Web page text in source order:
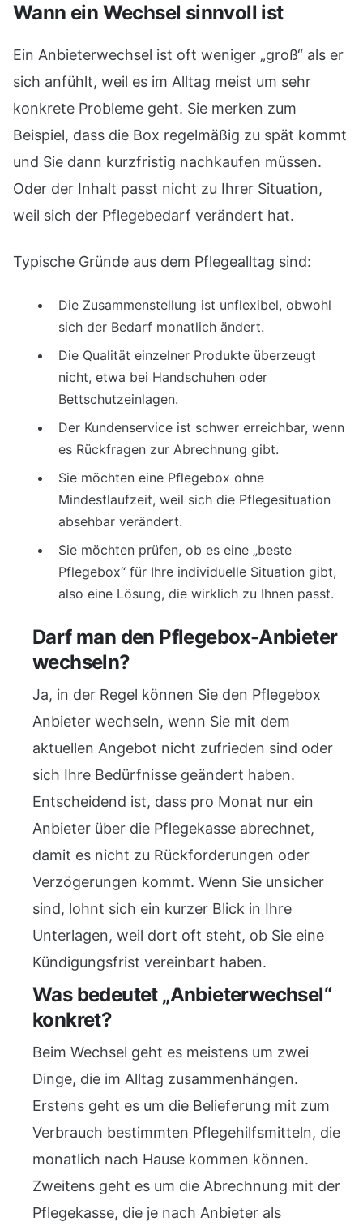
Wann ein Wechsel sinnvoll ist
Ein Anbieterwechsel ist oft weniger „groß“ als er
sich anfühlt, weil es im Alltag meist um sehr
konkrete Probleme geht. Sie merken zum
Beispiel, dass die Box regelmäßig zu spät kommt
und Sie dann kurzfristig nachkaufen müssen.
Oder der Inhalt passt nicht zu Ihrer Situation,
weil sich der Pflegebedarf verändert hat.
Typische Gründe aus dem Pflegealltag sind:
Die Zusammenstellung ist unflexibel, obwohl
sich der Bedarf monatlich ändert.
Die Qualität einzelner Produkte überzeugt
nicht, etwa bei Handschuhen oder
Bettschutzeinlagen.
Der Kundenservice ist schwer erreichbar, wenn
es Rückfragen zur Abrechnung gibt.
Sie möchten eine Pflegebox ohne
Mindestlaufzeit, weil sich die Pflegesituation
absehbar verändert.
Sie möchten prüfen, ob es eine „beste
Pflegebox“ für Ihre individuelle Situation gibt,
also eine Lösung, die wirklich zu Ihnen passt.
Darf man den Pflegebox-Anbieter
wechseln?
Ja, in der Regel können Sie den Pflegebox
Anbieter wechseln, wenn Sie mit dem
aktuellen Angebot nicht zufrieden sind oder
sich Ihre Bedürfnisse geändert haben.
Entscheidend ist, dass pro Monat nur ein
Anbieter über die Pflegekasse abrechnet,
damit es nicht zu Rückforderungen oder
Verzögerungen kommt. Wenn Sie unsicher
sind, lohnt sich ein kurzer Blick in Ihre
Unterlagen, weil dort oft steht, ob Sie eine
Kündigungsfrist vereinbart haben.
Was bedeutet „Anbieterwechsel“
konkret?
Beim Wechsel geht es meistens um zwei
Dinge, die im Alltag zusammenhängen.
Erstens geht es um die Belieferung mit zum
Verbrauch bestimmten Pflegehilfsmitteln, die
monatlich nach Hause kommen können.
Zweitens geht es um die Abrechnung mit der
Pflegekasse, die je nach Anbieter als